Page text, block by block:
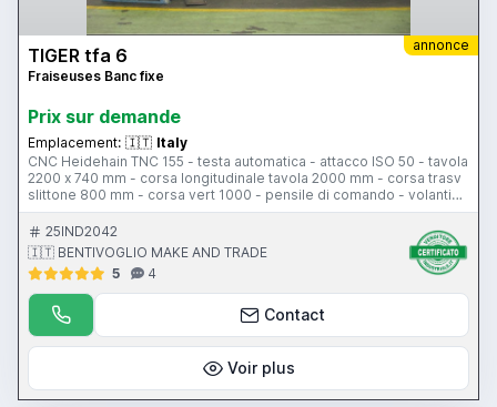
annonce
TIGER tfa 6
Fraiseuses Banc fixe
Prix ​​sur demande
Emplacement: 🇮🇹 Italy
CNC Heidehain TNC 155 - testa automatica - attacco ISO 50 - tavola
2200 x 740 mm - corsa longitudinale tavola 2000 mm - corsa trasv
slittone 800 mm - corsa vert 1000 - pensile di comando - volantino
elettronico - paso 13600 kg circaa - tavola TABONI a cnc
indipendente - dimensioni tavola 540x540 mm
25IND2042
🇮🇹 BENTIVOGLIO MAKE AND TRADE
5
4
Contact
Voir plus